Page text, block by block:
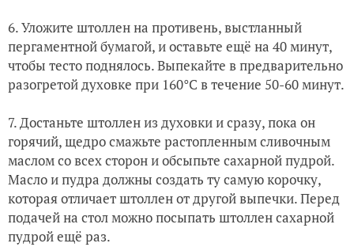
6. Уложите штоллен на противень, выстланный
пергаментной бумагой, и оставьте ещё на 40 минут,
чтобы тесто поднялось. Выпекайте в предварительно
разогретой духовке при 160°C в течение 50-60 минут.
7. Достаньте штоллен из духовки и сразу, пока он
горячий, щедро смажьте растопленным сливочным
маслом со всех сторон и обсыпьте сахарной пудрой.
Масло и пудра должны создать ту самую корочку,
которая отличает штоллен от другой выпечки. Перед
подачей на стол можно посыпать штоллен сахарной
пудрой ещё раз.